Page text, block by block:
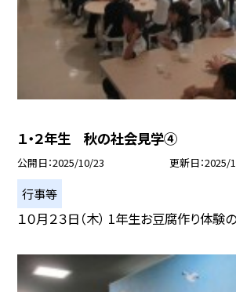
１・２年生 秋の社会見学④
公開日 2025/10/23 更新日 2025/
行事等
１０月２３日（木） 1年生お豆腐作り体験